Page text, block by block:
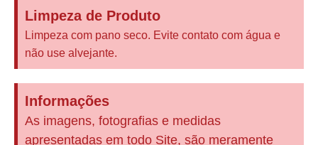
Limpeza de Produto
Limpeza com pano seco. Evite contato com água e
não use alvejante.
Informações
As imagens, fotografias e medidas
apresentadas em todo Site, são meramente